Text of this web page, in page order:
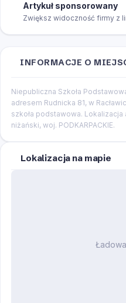
Artykuł sponsorowany
Zwiększ widoczność firmy z
INFORMACJE O
Niepubliczna Szkoła
adresem Rudnicka 81, w
szkoła podstawowa. Lokalizacja
niżański, woj. PODKARPACKIE.
Lokalizacja na mapie